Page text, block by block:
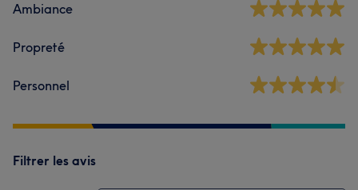
Ambiance
Propreté
Personnel
Filtrer les avis